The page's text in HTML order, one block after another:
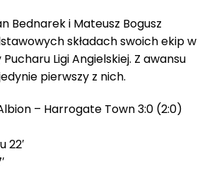
Bednarek i Mateusz Bogusz
składach swoich ekip w
Ligi Angielskiej. Z awansu
pierwszy z nich.
– Harrogate Town 3:0 (2:0)
22′